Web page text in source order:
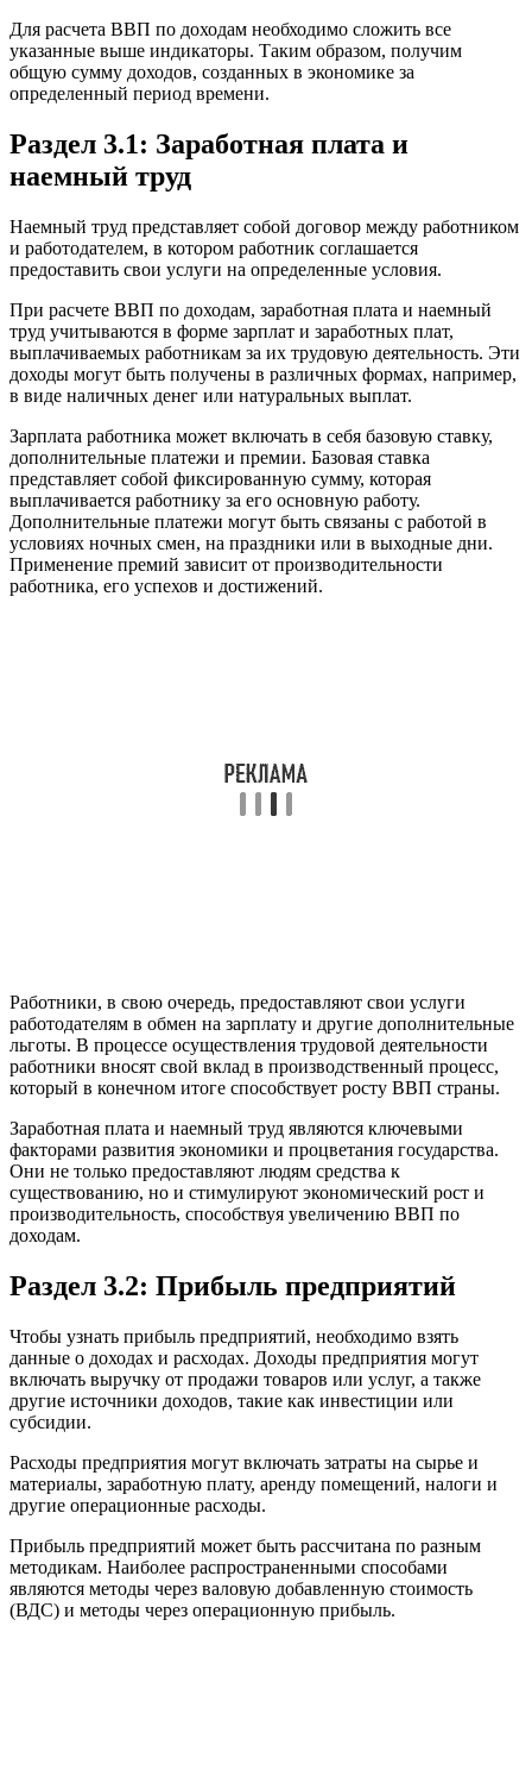
Для расчета ВВП по доходам необходимо сложить все
указанные выше индикаторы. Таким образом, получим
общую сумму доходов, созданных в экономике за
определенный период времени.
Раздел 3.1: Заработная плата и
наемный труд
Наемный труд представляет собой договор между работником
и работодателем, в котором работник соглашается
предоставить свои услуги на определенные условия.
При расчете ВВП по доходам, заработная плата и наемный
труд учитываются в форме зарплат и заработных плат,
выплачиваемых работникам за их трудовую деятельность. Эти
доходы могут быть получены в различных формах, например,
в виде наличных денег или натуральных выплат.
Зарплата работника может включать в себя базовую ставку,
дополнительные платежи и премии. Базовая ставка
представляет собой фиксированную сумму, которая
выплачивается работнику за его основную работу.
Дополнительные платежи могут быть связаны с работой в
условиях ночных смен, на праздники или в выходные дни.
Применение премий зависит от производительности
работника, его успехов и достижений.
Работники, в свою очередь, предоставляют свои услуги
работодателям в обмен на зарплату и другие дополнительные
льготы. В процессе осуществления трудовой деятельности
работники вносят свой вклад в производственный процесс,
который в конечном итоге способствует росту ВВП страны.
Заработная плата и наемный труд являются ключевыми
факторами развития экономики и процветания государства.
Они не только предоставляют людям средства к
существованию, но и стимулируют экономический рост и
производительность, способствуя увеличению ВВП по
доходам.
Раздел 3.2: Прибыль предприятий
Чтобы узнать прибыль предприятий, необходимо взять
данные о доходах и расходах. Доходы предприятия могут
включать выручку от продажи товаров или услуг, а также
другие источники доходов, такие как инвестиции или
субсидии.
Расходы предприятия могут включать затраты на сырье и
материалы, заработную плату, аренду помещений, налоги и
другие операционные расходы.
Прибыль предприятий может быть рассчитана по разным
методикам. Наиболее распространенными способами
являются методы через валовую добавленную стоимость
(ВДС) и методы через операционную прибыль.